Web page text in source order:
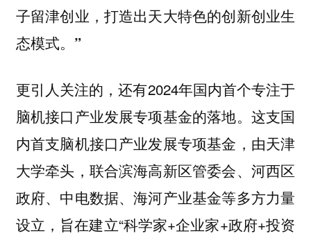
子留津创业，打造出天大特色的创新创业生
态模式。”
更引人关注的，还有2024年国内首个专注于
脑机接口产业发展专项基金的落地。这支国
内首支脑机接口产业发展专项基金，由天津
大学牵头，联合滨海高新区管委会、河西区
政府、中电数据、海河产业基金等多方力量
设立，旨在建立“科学家+企业家+政府+投资